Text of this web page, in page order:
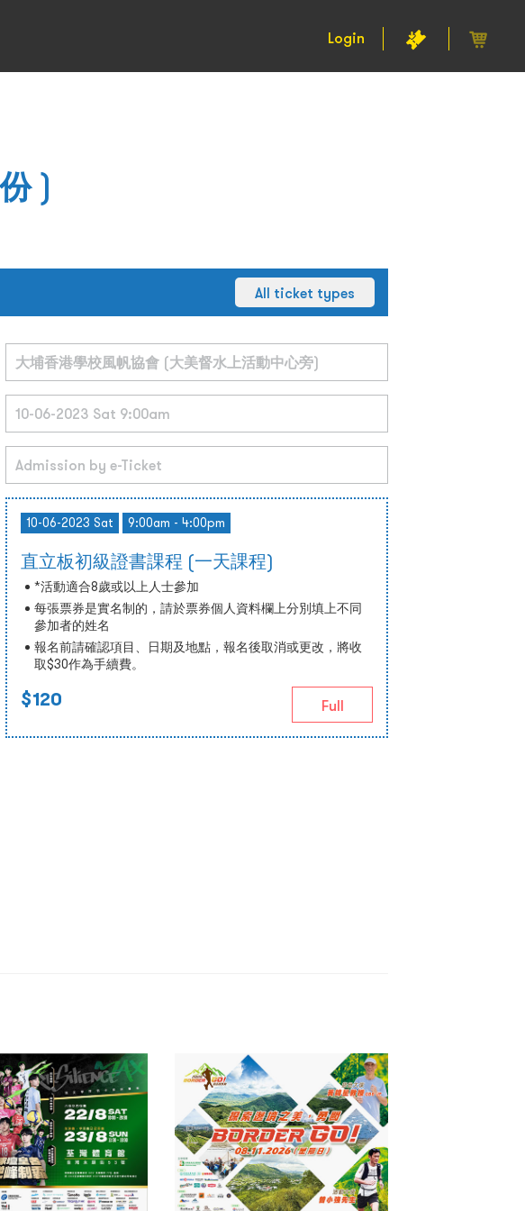
Login
)
All ticket types
10-06-2023 Sat 9:00am - 4:00pm
直立板初級證書課程 (一天課程)
*活動適合8歲或以上人士參加
每張票券是實名制的，請於票券個人資料欄上分別填上不同
參加者的姓名
報名前請確認項目、日期及地點，報名後取消或更改，將收
取$30作為手續費。
$120 Full